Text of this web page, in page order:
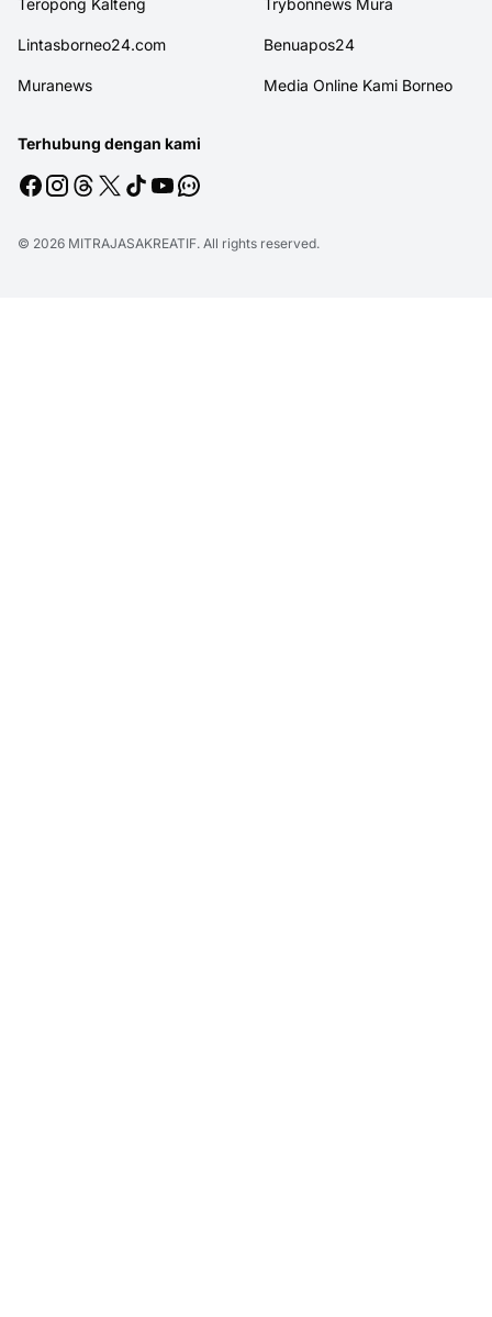
Lintasborneo24.com Benuapos24
Muranews Media Online Kami Borneo
Terhubung dengan kami
© 2026 MITRAJASAKREATIF. All rights reserved.